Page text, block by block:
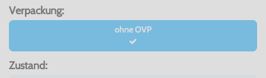
Verpackung:
ohne OVP
Zustand: